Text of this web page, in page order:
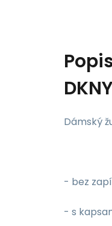
Dámský
- bez
- s